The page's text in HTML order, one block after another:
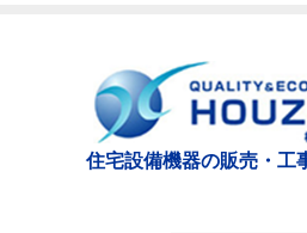
住宅設備機器の販売・工